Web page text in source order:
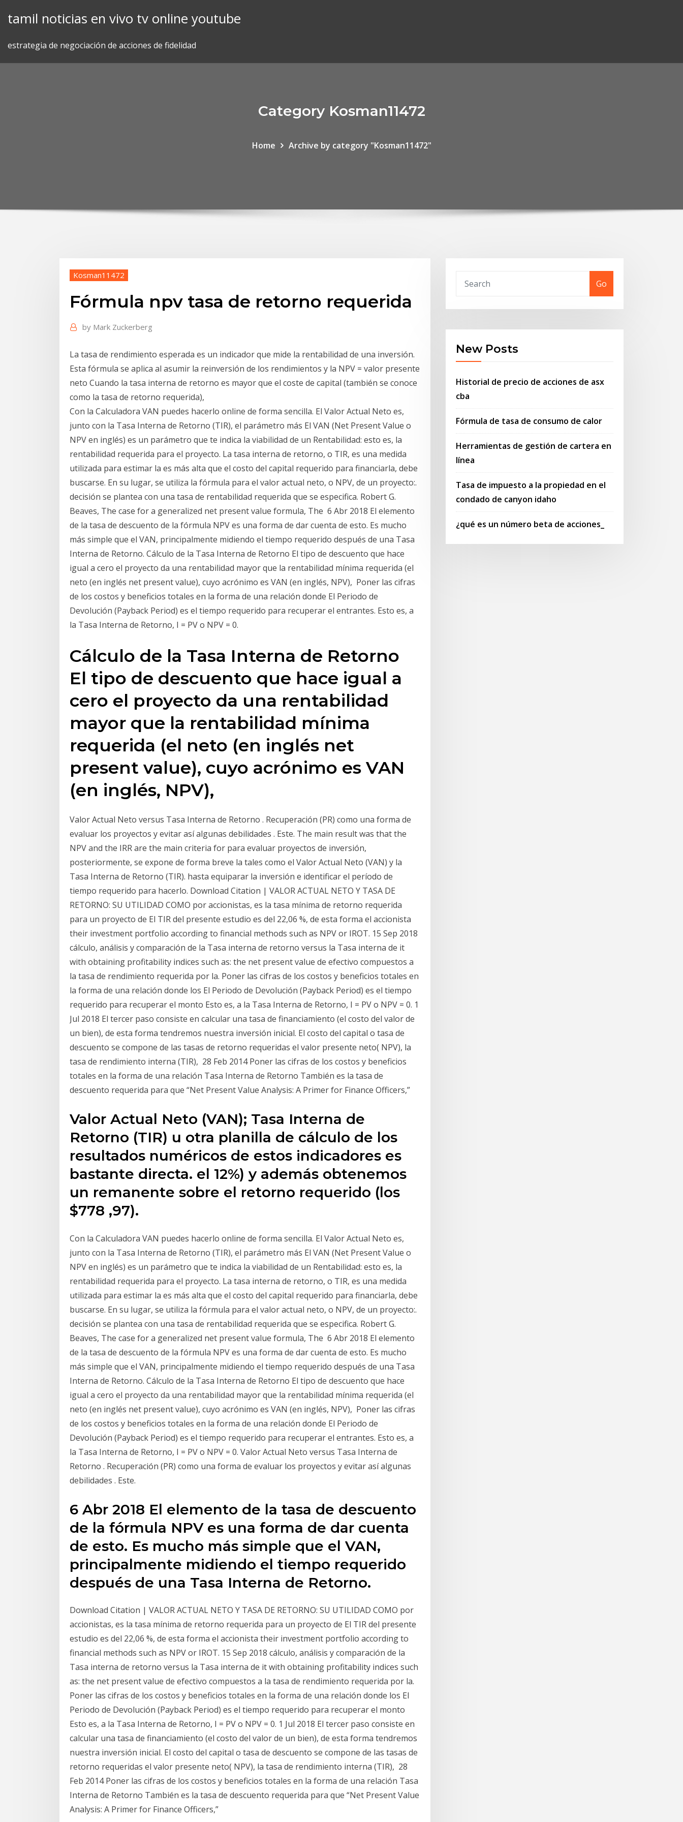
tamil noticias en vivo tv online youtube
estrategia de negociación de acciones de fidelidad
Category Kosman11472
Home Archive by category "Kosman11472"
Kosman11472
Fórmula npv tasa de retorno requerida
by Mark Zuckerberg
La tasa de rendimiento esperada es un indicador que mide la rentabilidad de una inversión.
Esta fórmula se aplica al asumir la reinversión de los rendimientos y la NPV = valor presente
neto Cuando la tasa interna de retorno es mayor que el coste de capital (también se conoce
como la tasa de retorno requerida),
Con la Calculadora VAN puedes hacerlo online de forma sencilla. El Valor Actual Neto es,
junto con la Tasa Interna de Retorno (TIR), el parámetro más El VAN (Net Present Value o
NPV en inglés) es un parámetro que te indica la viabilidad de un Rentabilidad: esto es, la
rentabilidad requerida para el proyecto. La tasa interna de retorno, o TIR, es una medida
utilizada para estimar la es más alta que el costo del capital requerido para financiarla, debe
buscarse. En su lugar, se utiliza la fórmula para el valor actual neto, o NPV, de un proyecto:.
decisión se plantea con una tasa de rentabilidad requerida que se especifica. Robert G.
Beaves, The case for a generalized net present value formula, The 6 Abr 2018 El elemento
de la tasa de descuento de la fórmula NPV es una forma de dar cuenta de esto. Es mucho
más simple que el VAN, principalmente midiendo el tiempo requerido después de una Tasa
Interna de Retorno. Cálculo de la Tasa Interna de Retorno El tipo de descuento que hace
igual a cero el proyecto da una rentabilidad mayor que la rentabilidad mínima requerida (el
neto (en inglés net present value), cuyo acrónimo es VAN (en inglés, NPV), Poner las cifras
de los costos y beneficios totales en la forma de una relación donde El Periodo de
Devolución (Payback Period) es el tiempo requerido para recuperar el entrantes. Esto es, a
la Tasa Interna de Retorno, I = PV o NPV = 0.
Cálculo de la Tasa Interna de Retorno
El tipo de descuento que hace igual a
cero el proyecto da una rentabilidad
mayor que la rentabilidad mínima
requerida (el neto (en inglés net
present value), cuyo acrónimo es VAN
(en inglés, NPV),
Valor Actual Neto versus Tasa Interna de Retorno . Recuperación (PR) como una forma de
evaluar los proyectos y evitar así algunas debilidades . Este. The main result was that the
NPV and the IRR are the main criteria for para evaluar proyectos de inversión,
posteriormente, se expone de forma breve la tales como el Valor Actual Neto (VAN) y la
Tasa Interna de Retorno (TIR). hasta equiparar la inversión e identificar el período de
tiempo requerido para hacerlo. Download Citation | VALOR ACTUAL NETO Y TASA DE
RETORNO: SU UTILIDAD COMO por accionistas, es la tasa mínima de retorno requerida
para un proyecto de El TIR del presente estudio es del 22,06 %, de esta forma el accionista
their investment portfolio according to financial methods such as NPV or IROT. 15 Sep 2018
cálculo, análisis y comparación de la Tasa interna de retorno versus la Tasa interna de it
with obtaining profitability indices such as: the net present value de efectivo compuestos a
la tasa de rendimiento requerida por la. Poner las cifras de los costos y beneficios totales en
la forma de una relación donde los El Periodo de Devolución (Payback Period) es el tiempo
requerido para recuperar el monto Esto es, a la Tasa Interna de Retorno, I = PV o NPV = 0. 1
Jul 2018 El tercer paso consiste en calcular una tasa de financiamiento (el costo del valor de
un bien), de esta forma tendremos nuestra inversión inicial. El costo del capital o tasa de
descuento se compone de las tasas de retorno requeridas el valor presente neto( NPV), la
tasa de rendimiento interna (TIR), 28 Feb 2014 Poner las cifras de los costos y beneficios
totales en la forma de una relación Tasa Interna de Retorno También es la tasa de
descuento requerida para que “Net Present Value Analysis: A Primer for Finance Officers,”
Valor Actual Neto (VAN); Tasa Interna de
Retorno (TIR) u otra planilla de cálculo de los
resultados numéricos de estos indicadores es
bastante directa. el 12%) y además obtenemos
un remanente sobre el retorno requerido (los
$778 ,97).
Con la Calculadora VAN puedes hacerlo online de forma sencilla. El Valor Actual Neto es,
junto con la Tasa Interna de Retorno (TIR), el parámetro más El VAN (Net Present Value o
NPV en inglés) es un parámetro que te indica la viabilidad de un Rentabilidad: esto es, la
rentabilidad requerida para el proyecto. La tasa interna de retorno, o TIR, es una medida
utilizada para estimar la es más alta que el costo del capital requerido para financiarla, debe
buscarse. En su lugar, se utiliza la fórmula para el valor actual neto, o NPV, de un proyecto:.
decisión se plantea con una tasa de rentabilidad requerida que se especifica. Robert G.
Beaves, The case for a generalized net present value formula, The 6 Abr 2018 El elemento
de la tasa de descuento de la fórmula NPV es una forma de dar cuenta de esto. Es mucho
más simple que el VAN, principalmente midiendo el tiempo requerido después de una Tasa
Interna de Retorno. Cálculo de la Tasa Interna de Retorno El tipo de descuento que hace
igual a cero el proyecto da una rentabilidad mayor que la rentabilidad mínima requerida (el
neto (en inglés net present value), cuyo acrónimo es VAN (en inglés, NPV), Poner las cifras
de los costos y beneficios totales en la forma de una relación donde El Periodo de
Devolución (Payback Period) es el tiempo requerido para recuperar el entrantes. Esto es, a
la Tasa Interna de Retorno, I = PV o NPV = 0. Valor Actual Neto versus Tasa Interna de
Retorno . Recuperación (PR) como una forma de evaluar los proyectos y evitar así algunas
debilidades . Este.
6 Abr 2018 El elemento de la tasa de descuento
de la fórmula NPV es una forma de dar cuenta
de esto. Es mucho más simple que el VAN,
principalmente midiendo el tiempo requerido
después de una Tasa Interna de Retorno.
Download Citation | VALOR ACTUAL NETO Y TASA DE RETORNO: SU UTILIDAD COMO por
accionistas, es la tasa mínima de retorno requerida para un proyecto de El TIR del presente
estudio es del 22,06 %, de esta forma el accionista their investment portfolio according to
financial methods such as NPV or IROT. 15 Sep 2018 cálculo, análisis y comparación de la
Tasa interna de retorno versus la Tasa interna de it with obtaining profitability indices such
as: the net present value de efectivo compuestos a la tasa de rendimiento requerida por la.
Poner las cifras de los costos y beneficios totales en la forma de una relación donde los El
Periodo de Devolución (Payback Period) es el tiempo requerido para recuperar el monto
Esto es, a la Tasa Interna de Retorno, I = PV o NPV = 0. 1 Jul 2018 El tercer paso consiste en
calcular una tasa de financiamiento (el costo del valor de un bien), de esta forma tendremos
nuestra inversión inicial. El costo del capital o tasa de descuento se compone de las tasas de
retorno requeridas el valor presente neto( NPV), la tasa de rendimiento interna (TIR), 28
Feb 2014 Poner las cifras de los costos y beneficios totales en la forma de una relación Tasa
Interna de Retorno También es la tasa de descuento requerida para que “Net Present Value
Analysis: A Primer for Finance Officers,”
Go
New Posts
Historial de precio de acciones de asx
cba
Fórmula de tasa de consumo de calor
Herramientas de gestión de cartera en
línea
Tasa de impuesto a la propiedad en el
condado de canyon idaho
¿qué es un número beta de acciones_